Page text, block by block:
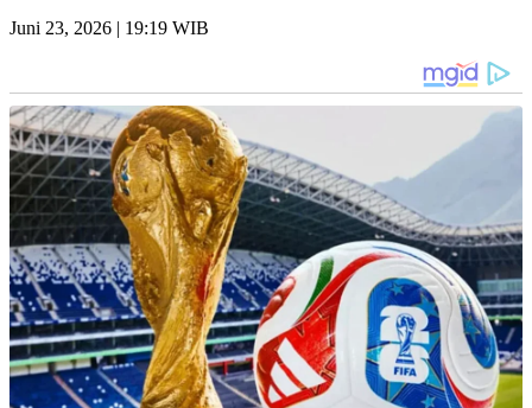
Juni 23, 2026 | 19:19 WIB